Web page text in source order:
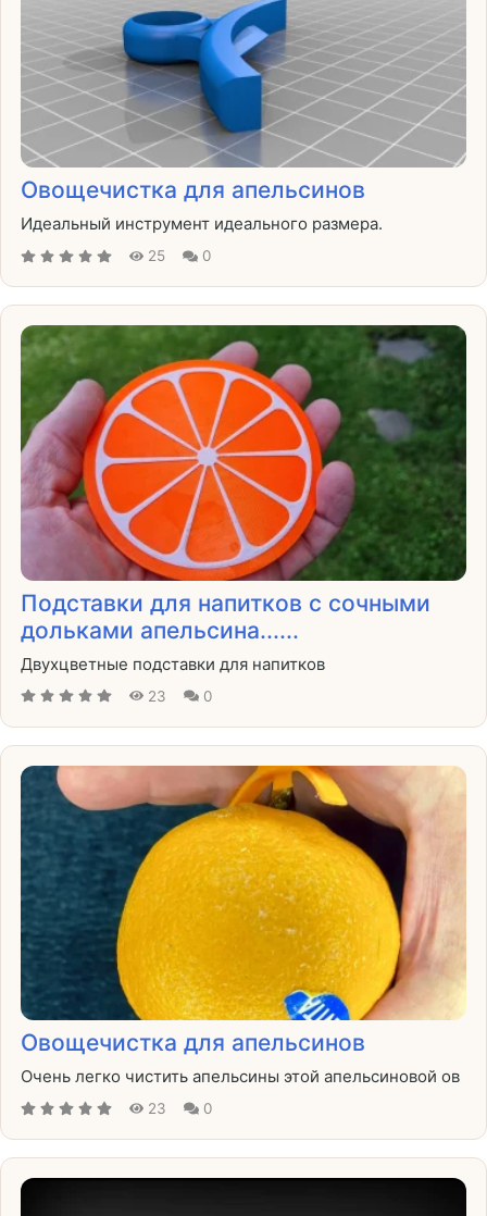
Овощечистка для апельсинов
Идеальный инструмент идеального размера.
25 0
Подставки для напитков с сочными
дольками апельсина......
Двухцветные подставки для напитков
23 0
Овощечистка для апельсинов
Очень легко чистить апельсины этой апельсиновой ов
23 0